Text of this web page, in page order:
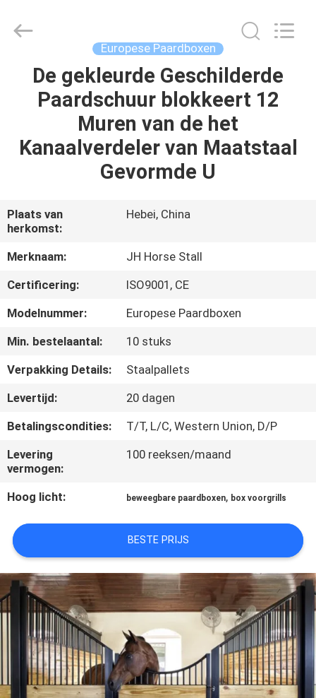
HUIS
PRODUCTEN
FABRIEKSREIS
KWALITEITSCONTROLE
CONTACTEER
ONS
VERZOEK
OM
CITAAT
SITEMAP
PRIVACYBELEID
metal
products
Europese Paardboxen
De gekleurde Geschilderde
Paardschuur blokkeert 12
Muren van de het
Kanaalverdeler van Maatstaal
Gevormde U
Plaats van
herkomst:
Hebei, China
Merknaam:
JH Horse Stall
Certificering:
ISO9001, CE
Modelnummer:
Europese Paardboxen
Min. bestelaantal:
10 stuks
Verpakking Details:
Staalpallets
Levertijd:
20 dagen
Betalingscondities:
T/T, L/C, Western Union, D/P
Levering
vermogen:
100 reeksen/maand
Hoog licht: beweegbare paardboxen, box voorgrills
BESTE PRIJS